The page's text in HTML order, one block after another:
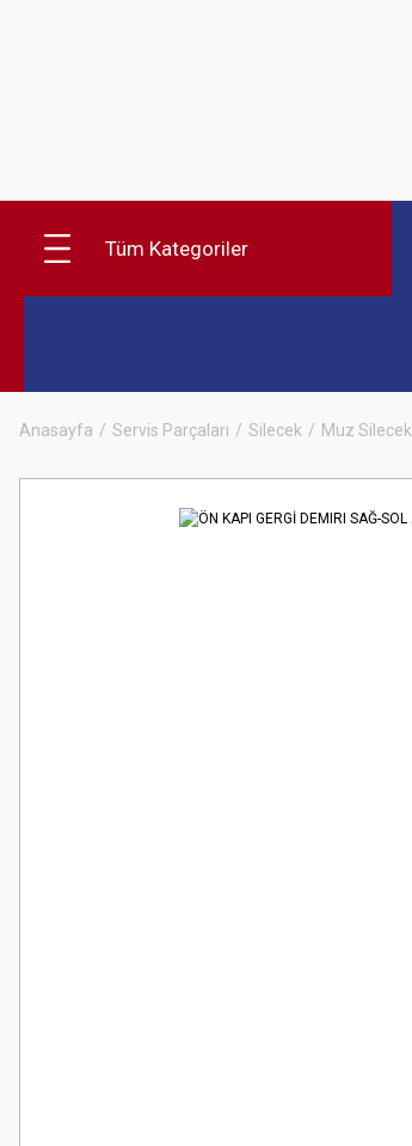
Tüm Kategoriler
Anasayfa Servis Parçaları Silecek Muz Silecek